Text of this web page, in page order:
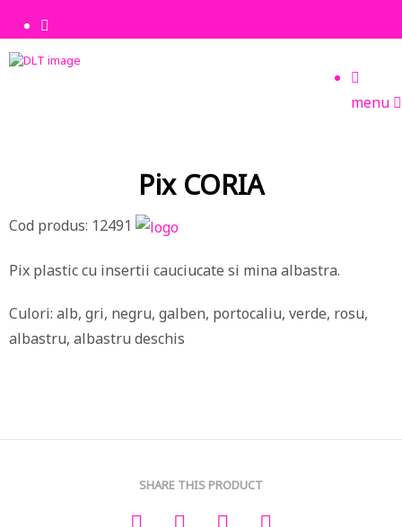
menu
Pix CORIA
Cod produs: 12491
Pix plastic cu insertii cauciucate si mina albastra.
Culori: alb, gri, negru, galben, portocaliu, verde, rosu,
albastru, albastru deschis
SHARE THIS PRODUCT